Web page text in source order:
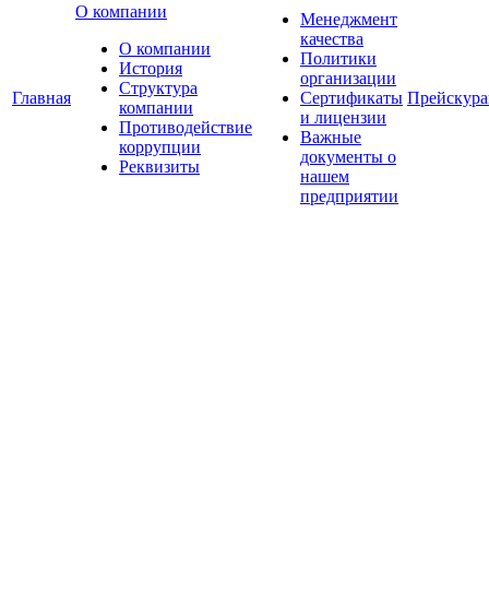
Главная
О компании
О компании
История
Структура
компании
Противодействие
коррупции
Реквизиты
Менеджмент
качества
Политики
организации
Сертификаты
и лицензии
Важные
документы о
нашем
предприятии